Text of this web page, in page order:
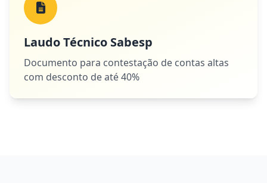
Laudo Técnico Sabesp
Documento para contestação de contas altas
com desconto de até 40%